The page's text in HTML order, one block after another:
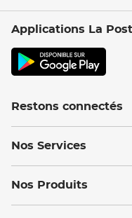
Applications La
Restons connectés
Nos Services
Nos Produits